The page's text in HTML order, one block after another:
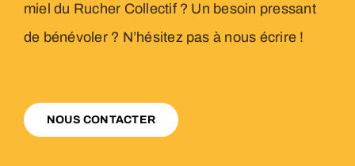
miel du Rucher Collectif ? Un besoin pressant
de bénévoler ? N’hésitez pas à nous écrire !
NOUS CONTACTER